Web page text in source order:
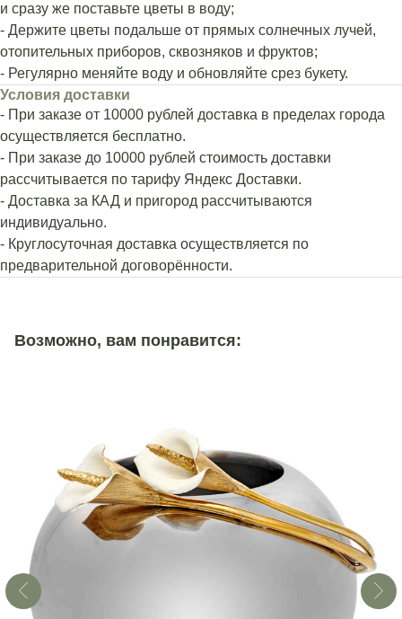
и сразу же поставьте цветы в воду;
- Держите цветы подальше от прямых солнечных лучей,
отопительных приборов, сквозняков и фруктов;
- Регулярно меняйте воду и обновляйте срез букету.
Условия доставки
- При заказе от 10000 рублей доставка в пределах города
осуществляется бесплатно.
- При заказе до 10000 рублей стоимость доставки
рассчитывается по тарифу Яндекс Доставки.
- Доставка за КАД и пригород рассчитываются
индивидуально.
- Круглосуточная доставка осуществляется по
предварительной договорённости.
Возможно, вам понравится: